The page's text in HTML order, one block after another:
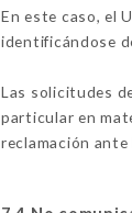
En este caso, el
identificándose
Las solicitudes
particular en
reclamación